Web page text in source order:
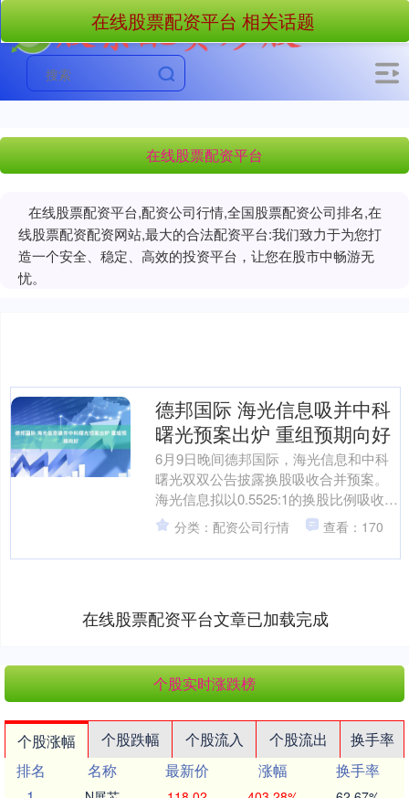
在线股票配资平台
在线股票配资平台,配资公司行情,全国股票配资公司排名,在
线股票配资配资网站,最大的合法配资平台:我们致力于为您打
造一个安全、稳定、高效的投资平台，让您在股市中畅游无
忧。
在线股票配资平台 相关话题
德邦国际 海光信息吸并中科
曙光预案出炉 重组预期向好
6月9日晚间德邦国际，海光信息和中科
曙光双双公告披露换股吸收合并预案。
海光信息拟以0.5525:1的换股比例吸收合
并中科曙光，并向特定投资者发行股份
募集配套资金....
分类：配资公司行情 查看：170
在线股票配资平台文章已加载完成
个股实时涨跌榜
个股涨幅 个股跌幅 个股流入 个股流出
换手率
排名
名称 最新价 涨幅
换手率